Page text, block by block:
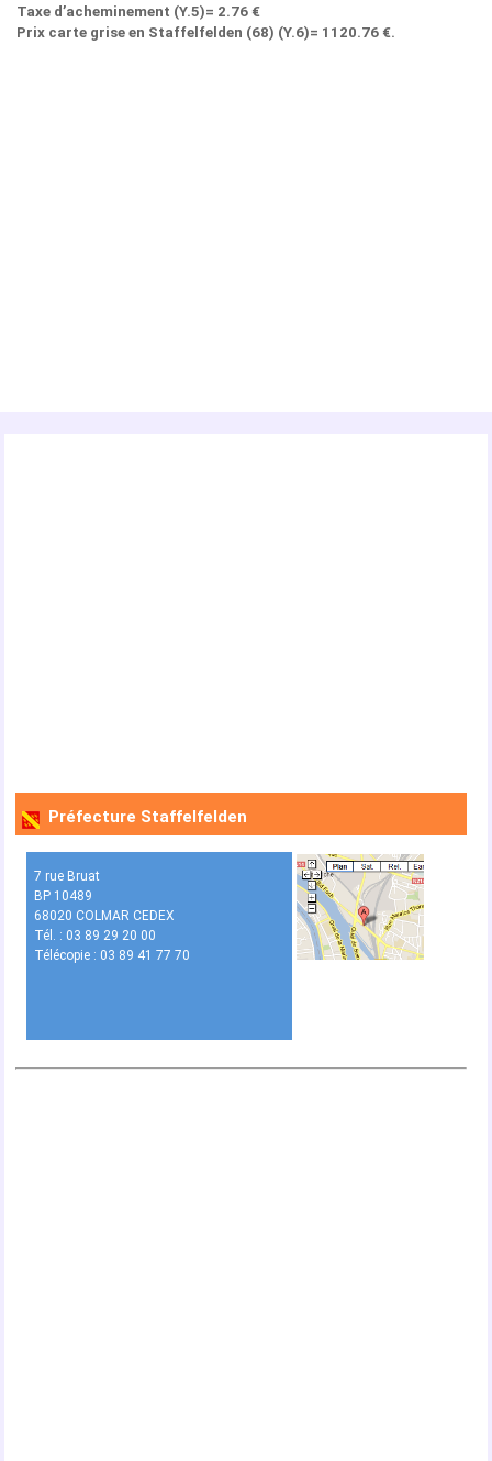
Taxe d’acheminement (Y.5)= 2.76 €
Prix carte grise en Staffelfelden (68) (Y.6)= 1120.76 €.
Préfecture Staffelfelden
7 rue Bruat
BP 10489
68020 COLMAR CEDEX
Tél. : 03 89 29 20 00
Télécopie : 03 89 41 77 70